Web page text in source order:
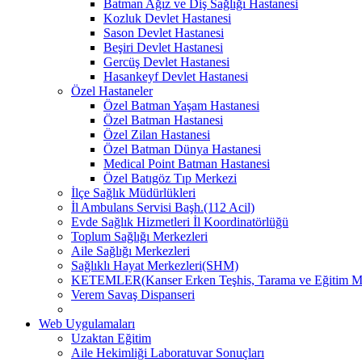
Batman Ağız ve Diş Sağlığı Hastanesi
Kozluk Devlet Hastanesi
Sason Devlet Hastanesi
Beşiri Devlet Hastanesi
Gercüş Devlet Hastanesi
Hasankeyf Devlet Hastanesi
Özel Hastaneler
Özel Batman Yaşam Hastanesi
Özel Batman Hastanesi
Özel Zilan Hastanesi
Özel Batman Dünya Hastanesi
Medical Point Batman Hastanesi
Özel Batıgöz Tıp Merkezi
İlçe Sağlık Müdürlükleri
İl Ambulans Servisi Başh.(112 Acil)
Evde Sağlık Hizmetleri İl Koordinatörlüğü
Toplum Sağlığı Merkezleri
Aile Sağlığı Merkezleri
Sağlıklı Hayat Merkezleri(SHM)
KETEMLER(Kanser Erken Teşhis, Tarama ve Eğitim
Verem Savaş Dispanseri
Web Uygulamaları
Uzaktan Eğitim
Aile Hekimliği Laboratuvar Sonuçları